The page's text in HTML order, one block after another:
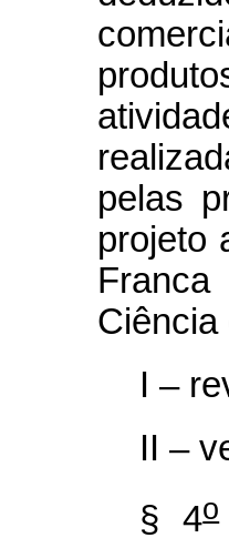
pelas
projeto
Ciência
I –
II –
§ 4o